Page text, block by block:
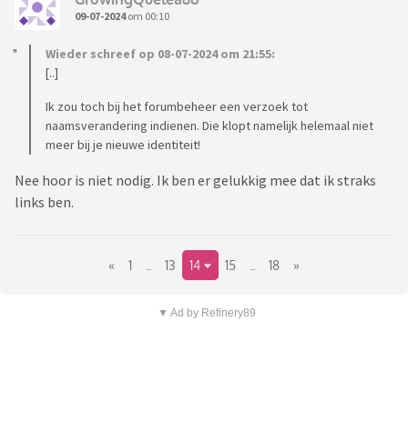
09-07-2024om 00:10
Wieder schreef op 08-07-2024 om 21:55:
[..]
Ik zou toch bij het forumbeheer een verzoek tot
naamsverandering indienen. Die klopt namelijk helemaal niet
meer bij je nieuwe identiteit!
Nee hoor is niet nodig. Ik ben er gelukkig mee dat ik straks
links ben.
« 1 13 14 15 18 »
▼ Ad by Refinery89